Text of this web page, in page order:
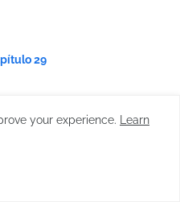
29
your experience.
Learn